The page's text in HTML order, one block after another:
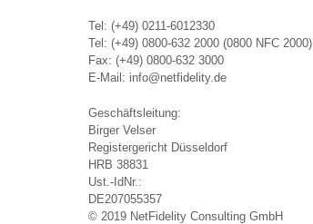
Tel: (+49) 0211-6012330
Tel: (+49) 0800-632 2000 (0800 NFC 2000)
Fax: (+49) 0800-632 3000
E-Mail: info@netfidelity.de
Geschäftsleitung:
Birger Velser
Registergericht Düsseldorf
HRB 38831
Ust.-IdNr.:
DE207055357
© 2019 NetFidelity Consulting GmbH